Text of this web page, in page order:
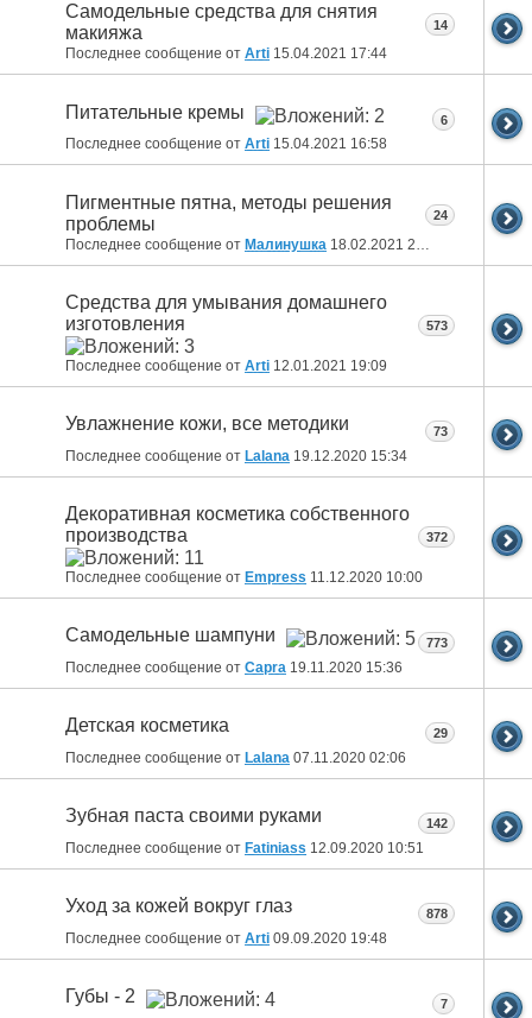
Самодельные средства для снятия
макияжа
Последнее сообщение от Arti 15.04.2021 17:44
14
Питательные кремы
Последнее сообщение от Arti 15.04.2021 16:58
6
Пигментные пятна, методы решения
проблемы
Последнее сообщение от Малинушка 18.02.2021 21:00
24
Средства для умывания домашнего
изготовления
Последнее сообщение от Arti 12.01.2021 19:09
573
Увлажнение кожи, все методики
Последнее сообщение от Lalana 19.12.2020 15:34
73
Декоративная косметика собственного
производства
Последнее сообщение от Empress 11.12.2020 10:00
372
Самодельные шампуни
Последнее сообщение от Capra 19.11.2020 15:36
773
Детская косметика
Последнее сообщение от Lalana 07.11.2020 02:06
29
Зубная паста своими руками
Последнее сообщение от Fatiniass 12.09.2020 10:51
142
Уход за кожей вокруг глаз
Последнее сообщение от Arti 09.09.2020 19:48
878
Губы - 2 7